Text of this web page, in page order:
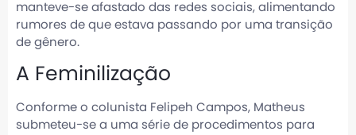
manteve-se afastado das redes sociais, alimentando
rumores de que estava passando por uma transição
de gênero.
A Feminilização
Conforme o colunista Felipeh Campos, Matheus
submeteu-se a uma série de procedimentos para